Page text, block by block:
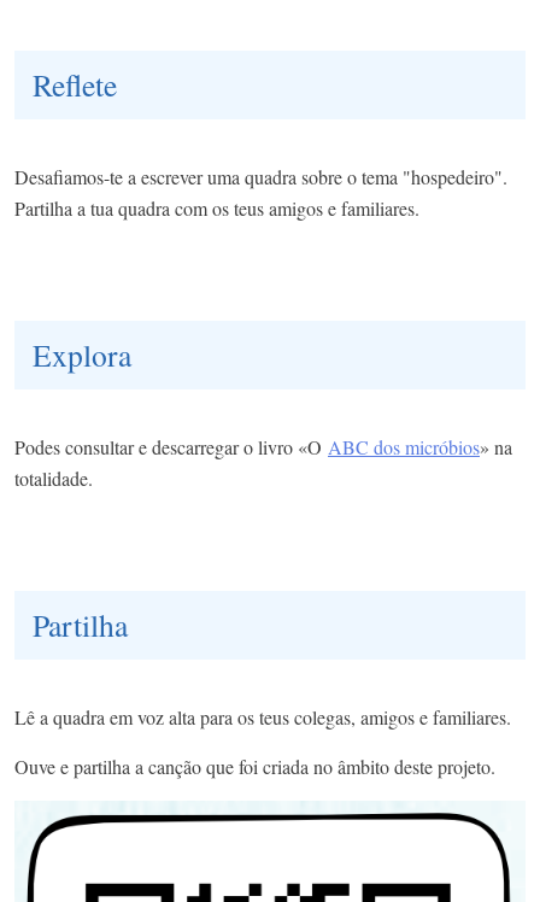
Reflete
Desafiamos-te a escrever uma quadra sobre o tema "hospedeiro".
Partilha a tua quadra com os teus amigos e familiares.
Explora
Podes consultar e descarregar o livro «O ABC dos micróbios» na
totalidade.
Partilha
Lê a quadra em voz alta para os teus colegas, amigos e familiares.
Ouve e partilha a canção que foi criada no âmbito deste projeto.